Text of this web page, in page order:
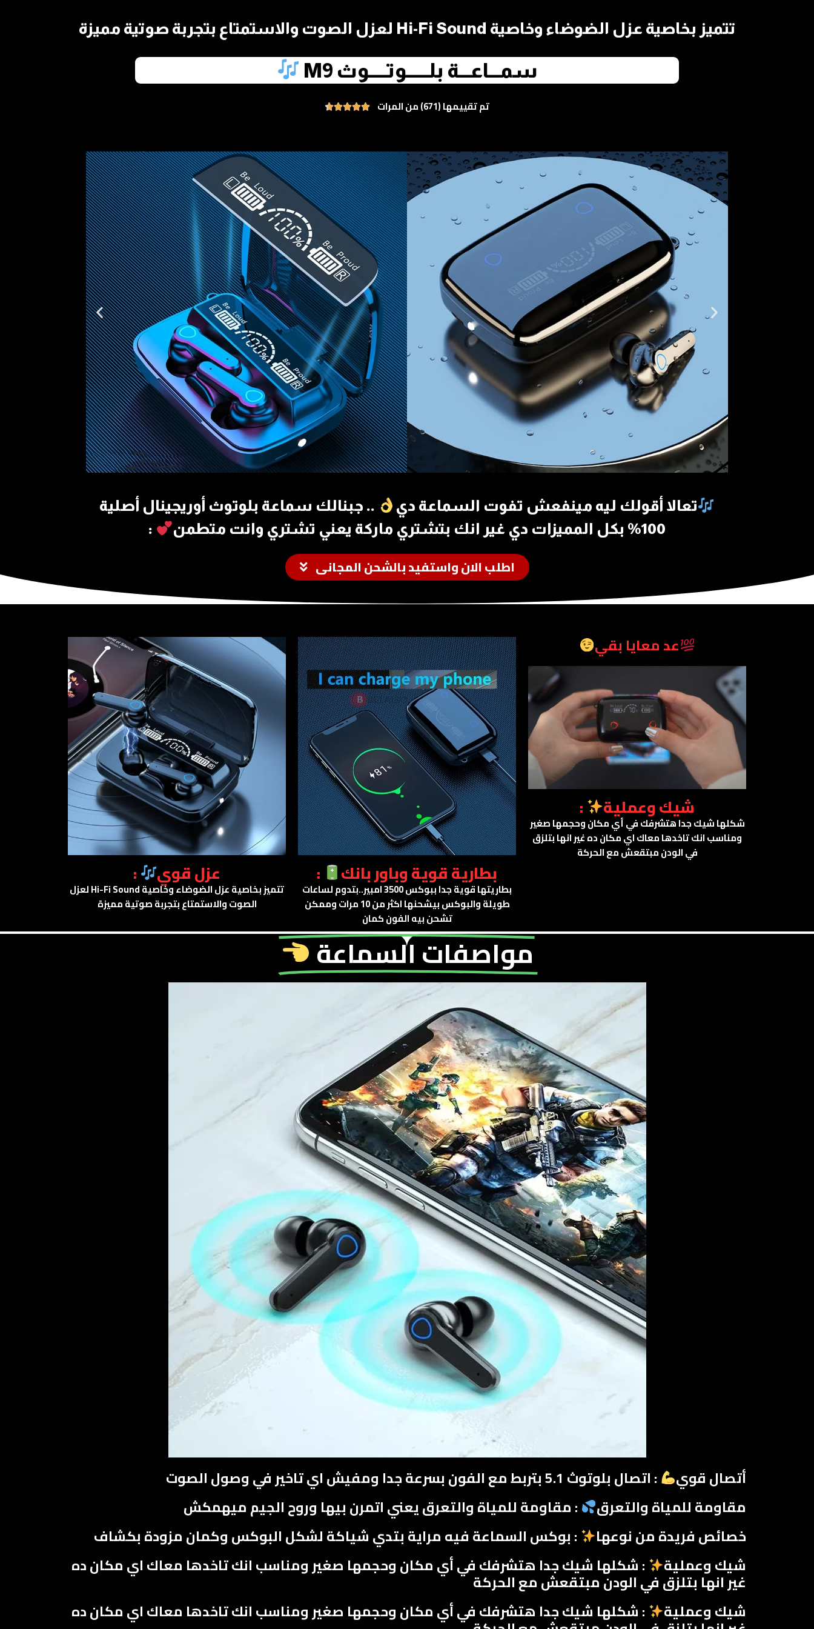
تتميز بخاصية عزل الضوضاء وخاصية Hi-Fi Sound لعزل الصوت والاستمتاع بتجربة صوتية مميزة
سمـــاعـــة بلــــــوتـــــوث M9
تم تقييمها (671) من المرات 




تعالا أقولك ليه مينفعش تفوت السماعة دي
.. جبنالك سماعة بلوتوث أوريجينال أصلية
100% بكل المميزات دي غير انك بتشتري ماركة يعني تشتري وانت متطمن
:
اطلب الان واستفيد بالشحن المجانى
عد معايا بقي
شيك وعملية :
شكلها شيك جدا هتشرفك في أي مكان وحجمها صغير
ومناسب انك تاخدها معاك اي مكان ده غير انها بتلزق
في الودن مبتقعش مع الحركة
بطارية قوية وباور بانك :
بطاريتها قوية جدا ببوكس 3500 امبير..بتدوم لساعات
طويلة والبوكس بيشحنها اكثر من 10 مرات وممكن
تشحن بيه الفون كمان
عزل قوي :
تتميز بخاصية عزل الضوضاء وخاصية Hi-Fi Sound لعزل
الصوت والاستمتاع بتجربة صوتية مميزة
مواصفات السماعة
أتصال قوي
: اتصال بلوتوث 5.1 بتربط مع الفون بسرعة جدا ومفيش اي تاخير في وصول الصوت
مقاومة للمياة والتعرق
: مقاومة للمياة والتعرق يعني اتمرن بيها وروح الجيم ميهمكش
خصائص فريدة من نوعها
: بوكس السماعة فيه مراية بتدي شياكة لشكل البوكس وكمان مزودة بكشاف
شيك وعملية
: شكلها شيك جدا هتشرفك في أي مكان وحجمها صغير ومناسب انك تاخدها معاك اي مكان ده
غير انها بتلزق في الودن مبتقعش مع الحركة
شيك وعملية
: شكلها شيك جدا هتشرفك في أي مكان وحجمها صغير ومناسب انك تاخدها معاك اي مكان ده